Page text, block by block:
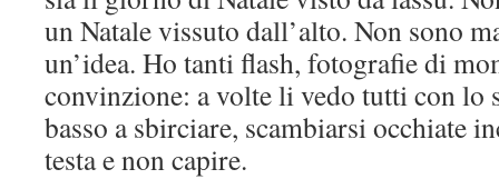
un Natale vissuto dall’alto. Non sono
un’idea. Ho tanti flash, fotografie di
convinzione: a volte li vedo tutti con lo
basso a sbirciare, scambiarsi occhiate
testa e non capire.